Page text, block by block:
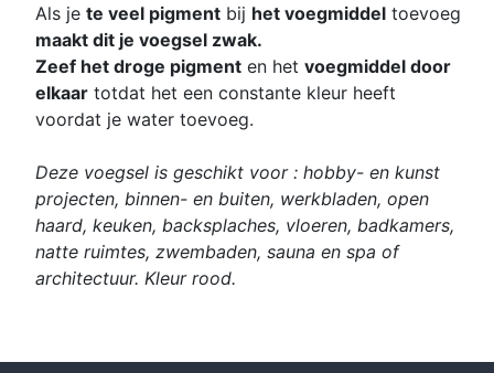
Als je te veel pigment bij het voegmiddel toevoeg
maakt dit je voegsel zwak.
Zeef het droge pigment en het voegmiddel door
elkaar totdat het een constante kleur heeft
voordat je water toevoeg.
Deze voegsel is geschikt voor : hobby- en kunst
projecten, binnen- en buiten, werkbladen, open
haard, keuken, backsplaches, vloeren, badkamers,
natte ruimtes, zwembaden, sauna en spa of
architectuur. Kleur rood.